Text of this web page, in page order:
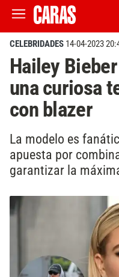
CELEBRIDADES 14-04-2023
Hailey
una curiosa
con blazer
La modelo es
apuesta por
garantizar la